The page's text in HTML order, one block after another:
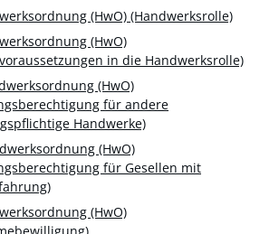
(HwO) (Handwerksrolle)
(HwO)
in die Handwerksrolle)
(HwO)
für andere
Handwerke)
(HwO)
für Gesellen mit
(HwO)